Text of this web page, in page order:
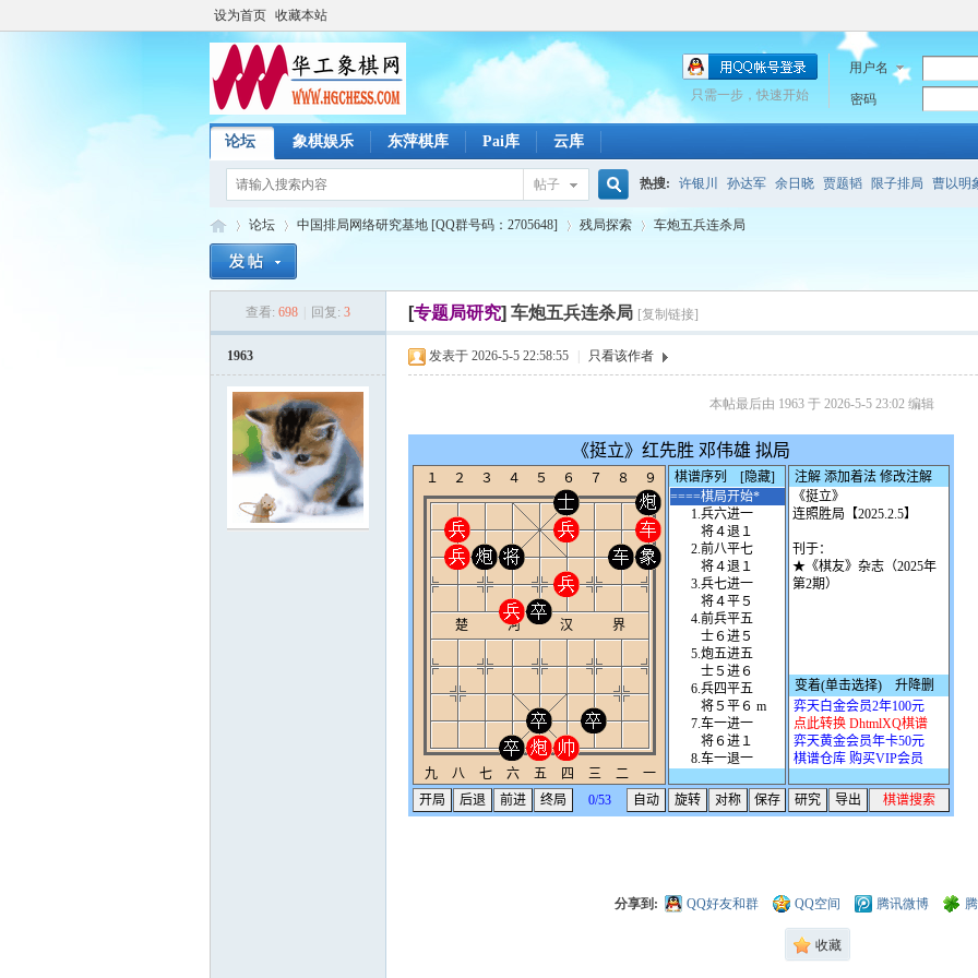
设为首页 收藏本站
用户名
密码
只需一步，快速开始
论坛 象棋娱乐 东萍棋库 Pai库 云库
帖子
搜
索
热搜: 许银川 孙达军 余日晓 贾题韬 限子排局 曹以明
百度 引擎 潋滟
论坛
›
中国排局网络研究基地 [QQ群号码：2705648]
›
残局探索
›
车炮五兵连杀局
查看: 698 回复: 3 [专题局研究] 车炮五兵连杀局 [复制链接]
1963 发表于 2026-5-5 22:58:55 只看该作者
本帖最后由 1963 于 2026-5-5 23:02 编辑
分享到: QQ好友和群 QQ空间 腾讯微博
收藏